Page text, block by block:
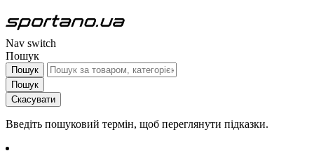
Nav switch
Пошук
Пошук
Пошук
Скасувати
Введіть пошуковий термін, щоб переглянути підказки.